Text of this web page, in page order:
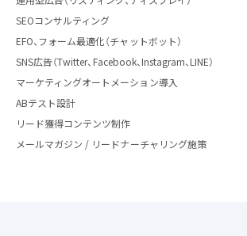
SEOコンサルティング
EFO、フォーム最適化（チャットボット）
SNS広告（Twitter、Facebook、Instagram、LINE）
マーケティングオートメーション導入
ABテスト設計
リード獲得コンテンツ制作
メールマガジン / リードナーチャリング施策